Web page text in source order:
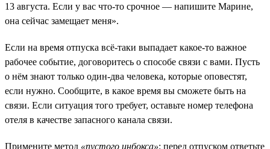
13 августа. Если у вас что-то срочное — напишите Марине,
она сейчас замещает меня».
Если на время отпуска всё-таки выпадает какое-то важное
рабочее событие, договоритесь о способе связи с вами. Пусть
о нём знают только один-два человека, которые оповестят,
если нужно. Сообщите, в какое время вы сможете быть на
связи. Если ситуация того требует, оставьте номер телефона
отеля в качестве запасного канала связи.
Примените метод «пустого инбокса»: перед отпуском ответьте